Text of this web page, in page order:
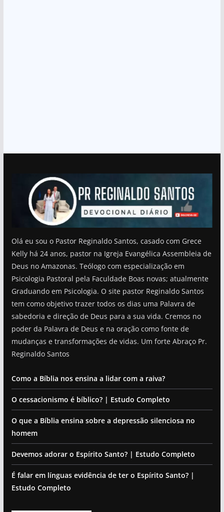
Olá eu sou o Pastor Reginaldo Santos, casado com Grece
Kelly há 24 anos, pastor na Igreja Evangélica Assembleia de
Deus no Amazonas. Teólogo com especialização em
Psicologia Pastoral pela Faculdade Boas novas; atualmente
Graduando em Psicologia. O site pastor Reginaldo Santos
tem como objetivo trazer todos os dias uma Palavra de
sabedoria e direção de Deus para a sua vida. Cremos no
poder da Palavra de Deus e na oração como fonte de
mudanças e transformações de vidas. Um forte Abraço Pr.
Reginaldo Santos
Como a Bíblia nos ensina a lidar com a raiva?
O cessacionismo é bíblico? | Estudo Completo
O que a Bíblia ensina sobre a depressão silenciosa no
homem
Devemos adorar o Espírito Santo? | Estudo Completo
É falar em línguas evidência de ter o Espírito Santo? |
Estudo Completo